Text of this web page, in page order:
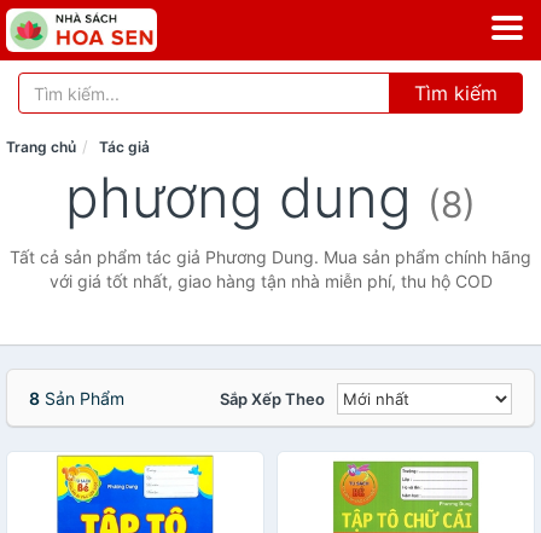
Tìm kiếm
Trang chủ Tác giả
phương dung (8)
Tất cả sản phẩm tác giả Phương Dung. Mua sản phẩm chính hãng
với giá tốt nhất, giao hàng tận nhà miễn phí, thu hộ COD
8 Sản Phẩm Sắp Xếp Theo